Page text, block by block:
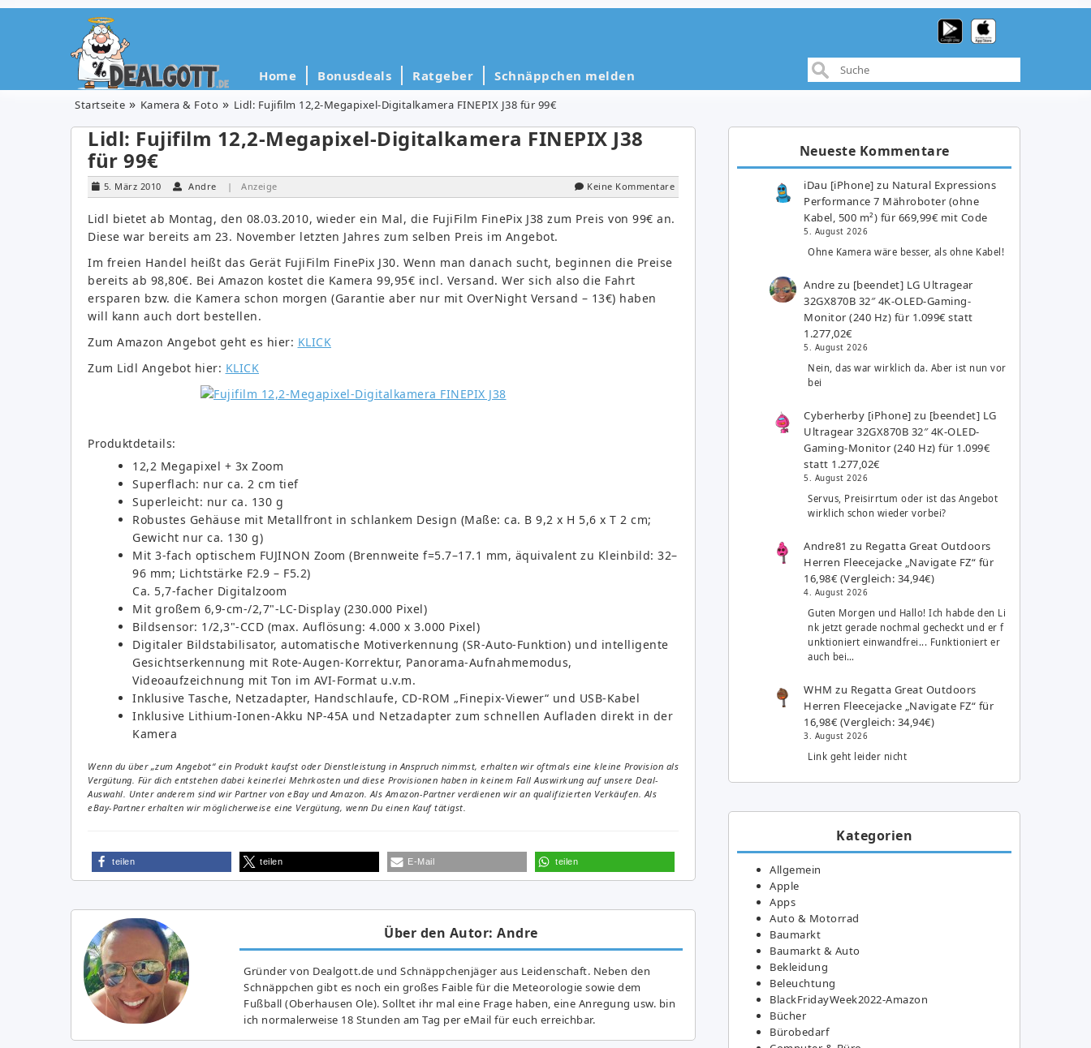
Home Bonusdeals Ratgeber Schnäppchen melden
Startseite Kamera & Foto Lidl: Fujifilm 12,2-Megapixel-Digitalkamera FINEPIX J38 für 99€
Lidl: Fujifilm 12,2-Megapixel-Digitalkamera FINEPIX J38
für 99€
5. März 2010 Andre | Anzeige Keine Kommentare
Lidl bietet ab Montag, den 08.03.2010, wieder ein Mal, die FujiFilm FinePix J38 zum Preis von 99€ an.
Diese war bereits am 23. November letzten Jahres zum selben Preis im Angebot.
Im freien Handel heißt das Gerät FujiFilm FinePix J30. Wenn man danach sucht, beginnen die Preise
bereits ab 98,80€. Bei Amazon kostet die Kamera 99,95€ incl. Versand. Wer sich also die Fahrt
ersparen bzw. die Kamera schon morgen (Garantie aber nur mit OverNight Versand – 13€) haben
will kann auch dort bestellen.
Zum Amazon Angebot geht es hier: KLICK
Zum Lidl Angebot hier: KLICK
Produktdetails:
12,2 Megapixel + 3x Zoom
Superflach: nur ca. 2 cm tief
Superleicht: nur ca. 130 g
Robustes Gehäuse mit Metallfront in schlankem Design (Maße: ca. B 9,2 x H 5,6 x T 2 cm;
Gewicht nur ca. 130 g)
Mit 3-fach optischem FUJINON Zoom (Brennweite f=5.7–17.1 mm, äquivalent zu Kleinbild: 32–
96 mm; Lichtstärke F2.9 – F5.2)
Ca. 5,7-facher Digitalzoom
Mit großem 6,9-cm-/2,7"-LC-Display (230.000 Pixel)
Bildsensor: 1/2,3"-CCD (max. Auflösung: 4.000 x 3.000 Pixel)
Digitaler Bildstabilisator, automatische Motiverkennung (SR-Auto-Funktion) und intelligente
Gesichtserkennung mit Rote-Augen-Korrektur, Panorama-Aufnahmemodus,
Videoaufzeichnung mit Ton im AVI-Format u.v.m.
Inklusive Tasche, Netzadapter, Handschlaufe, CD-ROM „Finepix-Viewer“ und USB-Kabel
Inklusive Lithium-Ionen-Akku NP-45A und Netzadapter zum schnellen Aufladen direkt in der
Kamera
Wenn du über „zum Angebot“ ein Produkt kaufst oder Dienstleistung in Anspruch nimmst, erhalten wir oftmals eine kleine Provision als
Vergütung. Für dich entstehen dabei keinerlei Mehrkosten und diese Provisionen haben in keinem Fall Auswirkung auf unsere Deal-
Auswahl. Unter anderem sind wir Partner von eBay und Amazon. Als Amazon-Partner verdienen wir an qualifizierten Verkäufen. Als
eBay-Partner erhalten wir möglicherweise eine Vergütung, wenn Du einen Kauf tätigst.
teilen teilen E-Mail teilen
Über den Autor: Andre
Gründer von Dealgott.de und Schnäppchenjäger aus Leidenschaft. Neben den
Schnäppchen gibt es noch ein großes Fai­ble für die Meteorologie sowie dem
Fußball (Oberhausen Ole). Solltet ihr mal eine Frage haben, eine Anregung usw. bin
ich normalerweise 18 Stunden am Tag per eMail für euch erreichbar.
Neueste Kommentare
iDau [iPhone] zu Natural Expressions
Performance 7 Mähroboter (ohne
Kabel, 500 m²) für 669,99€ mit Code
5. August 2026
Ohne Kamera wäre besser, als ohne Kabel!
Andre zu [beendet] LG Ultragear
32GX870B 32″ 4K-OLED-Gaming-
Monitor (240 Hz) für 1.099€ statt
1.277,02€
5. August 2026
Nein, das war wirklich da. Aber ist nun vor
bei
Cyberherby [iPhone] zu [beendet] LG
Ultragear 32GX870B 32″ 4K-OLED-
Gaming-Monitor (240 Hz) für 1.099€
statt 1.277,02€
5. August 2026
Servus, Preisirrtum oder ist das Angebot
wirklich schon wieder vorbei?
Andre81 zu Regatta Great Outdoors
Herren Fleecejacke „Navigate FZ“ für
16,98€ (Vergleich: 34,94€)
4. August 2026
Guten Morgen und Hallo! Ich habde den Li
nk jetzt gerade nochmal gecheckt und er f
unktioniert einwandfrei... Funktioniert er
auch bei…
WHM zu Regatta Great Outdoors
Herren Fleecejacke „Navigate FZ“ für
16,98€ (Vergleich: 34,94€)
3. August 2026
Link geht leider nicht
Kategorien
Allgemein
Apple
Apps
Auto & Motorrad
Baumarkt
Baumarkt & Auto
Bekleidung
Beleuchtung
BlackFridayWeek2022-Amazon
Bücher
Bürobedarf